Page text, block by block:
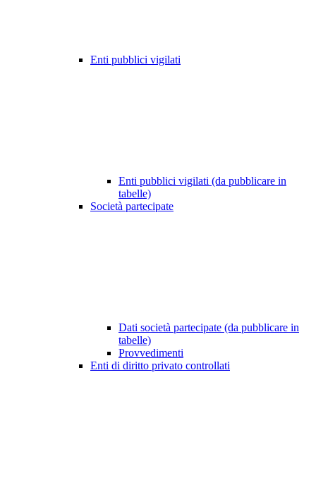
Enti pubblici vigilati
Enti pubblici vigilati (da pubblicare in
tabelle)
Società partecipate
Dati società partecipate (da pubblicare in
tabelle)
Provvedimenti
Enti di diritto privato controllati